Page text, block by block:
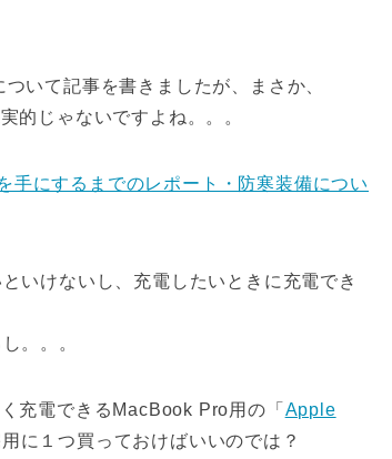
いて記事を書きましたが、まさか、
的じゃないですよね。。。
にするまでのレポート・防寒装備につい
いけないし、充電したいときに充電でき
。。。
充電できるMacBook Pro用の「 Apple
用に１つ買っておけばいいのでは？